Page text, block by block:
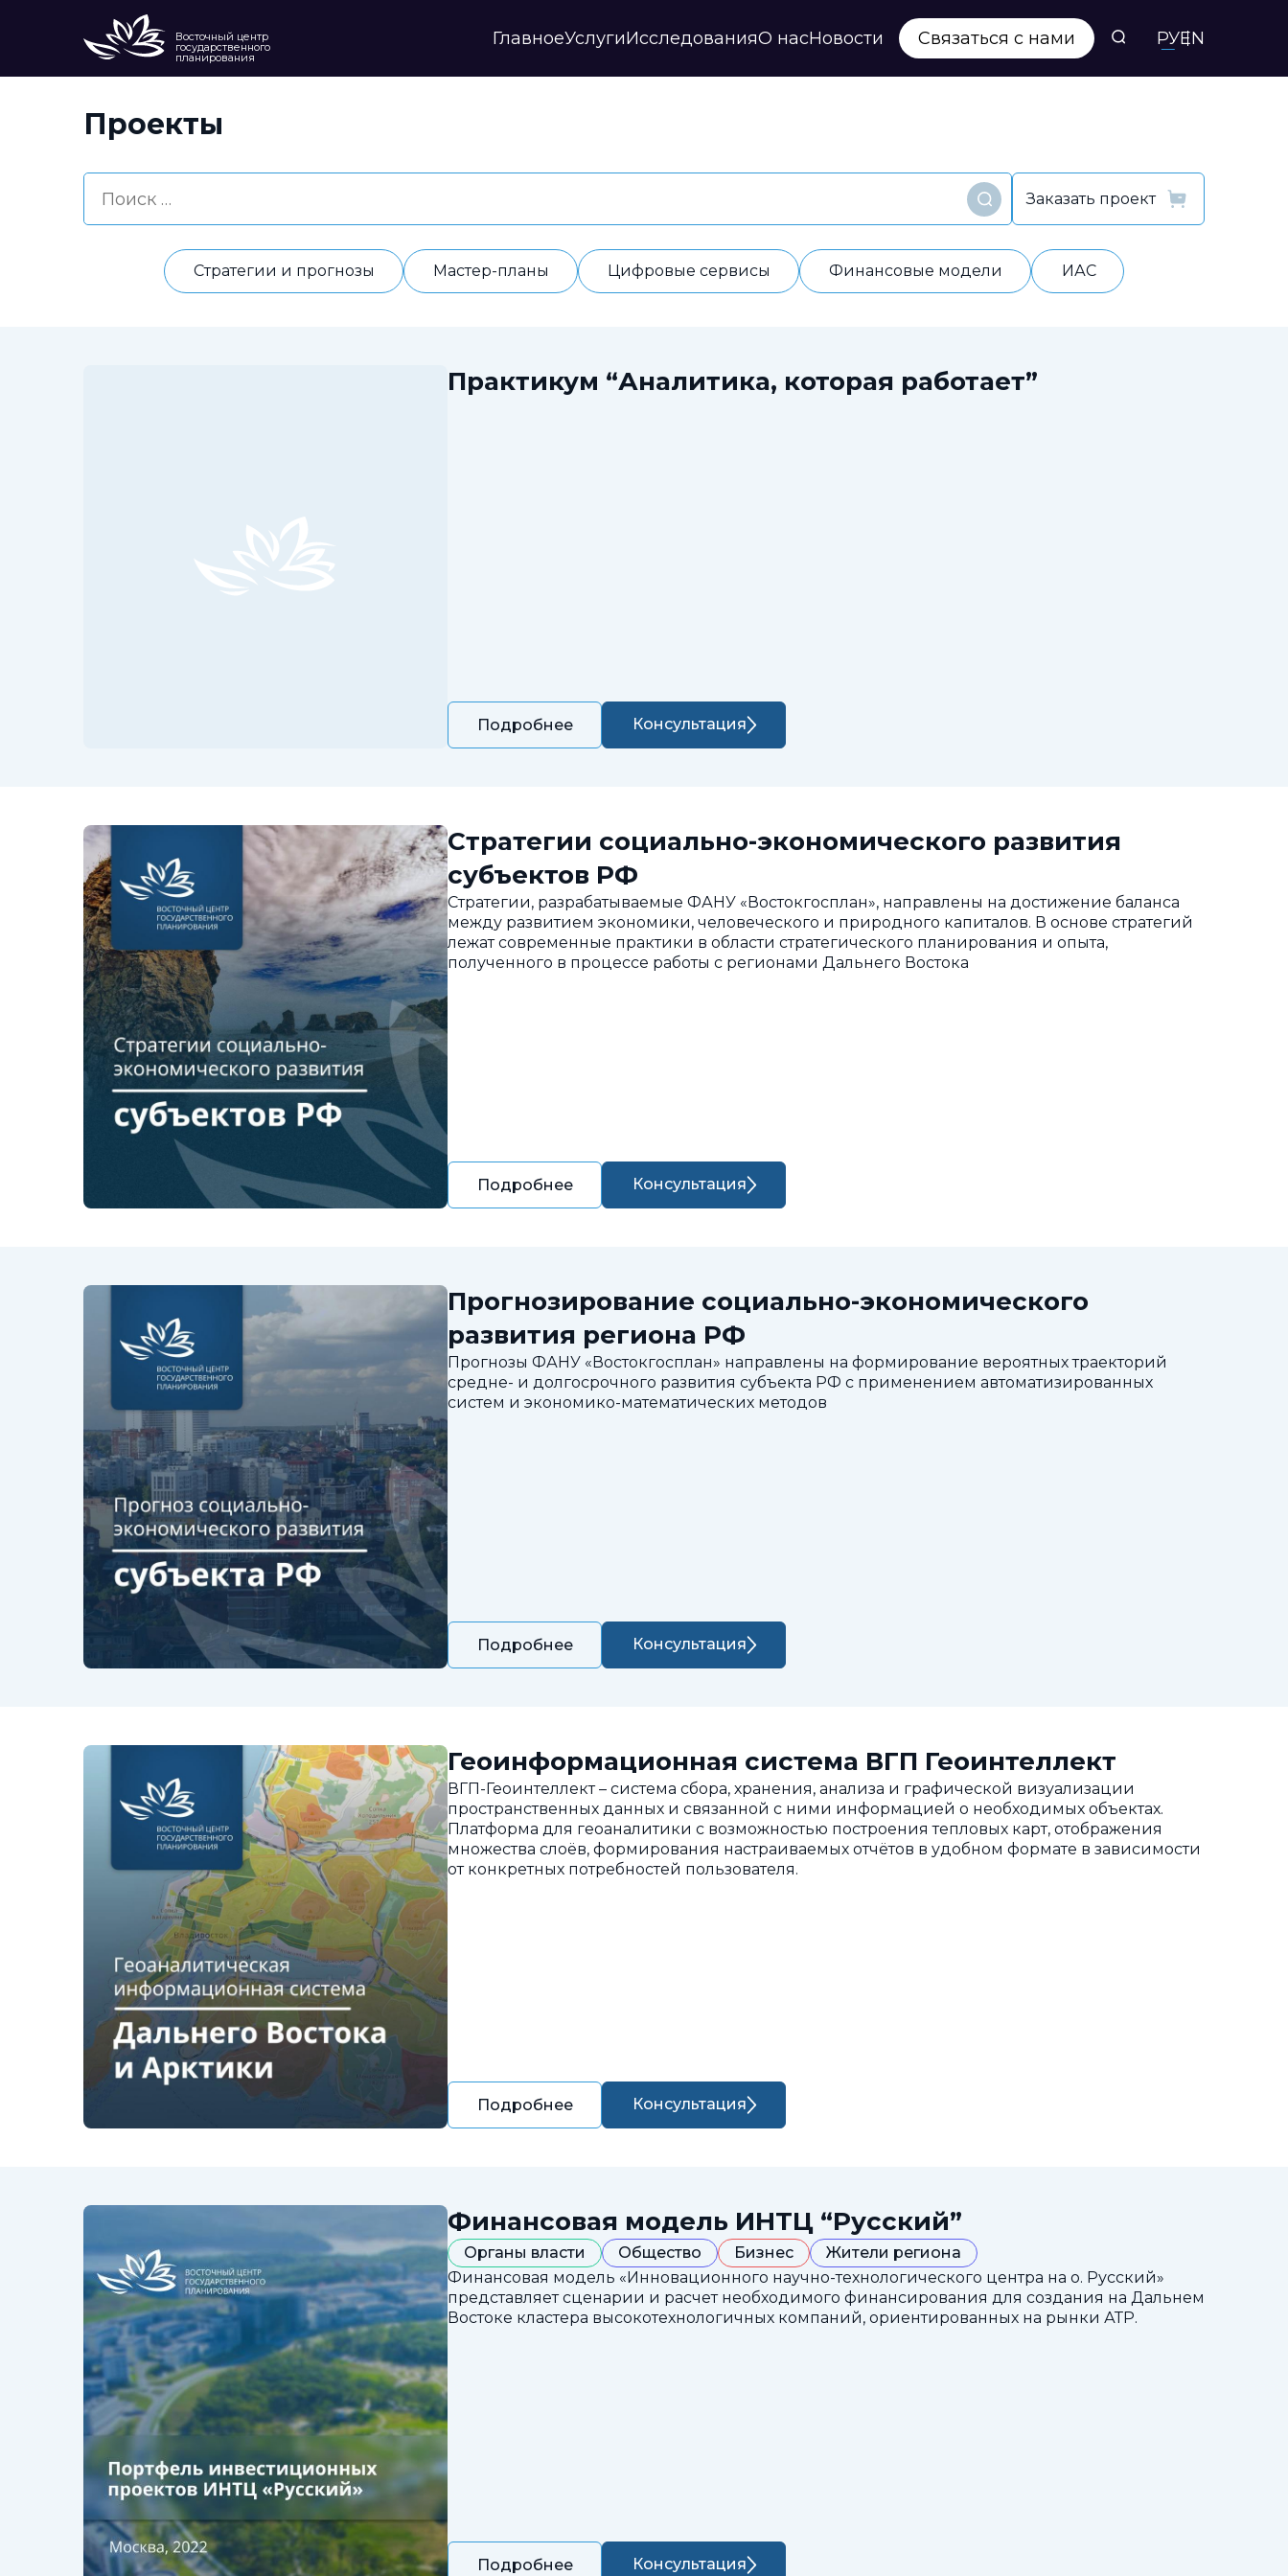
Восточный центр
государственного
планирования
ГлавноеУслуги
Финансовые модели
Исследования
Профили регионов
О нас
Документы
Новости Связаться с нами РУEN
Проекты
НайтиЗаказать проект
Стратегии и прогнозы Мастер-планы Цифровые сервисы Финансовые модели ИАС
Практикум “Аналитика, которая работает”
Подробнее Консультация
Стратегии социально-экономического развития
субъектов РФ
Стратегии, разрабатываемые ФАНУ «Востокгосплан», направлены на достижение баланса
между развитием экономики, человеческого и природного капиталов. В основе стратегий
лежат современные практики в области стратегического планирования и опыта,
полученного в процессе работы с регионами Дальнего Востока
Подробнее Консультация
Прогнозирование социально-экономического
развития региона РФ
Прогнозы ФАНУ «Востокгосплан» направлены на формирование вероятных траекторий
средне- и долгосрочного развития субъекта РФ с применением автоматизированных
систем и экономико-математических методов
Подробнее Консультация
Геоинформационная система ВГП Геоинтеллект
ВГП-Геоинтеллект – система сбора, хранения, анализа и графической визуализации
пространственных данных и связанной с ними информацией о необходимых объектах.
Платформа для геоаналитики с возможностью построения тепловых карт, отображения
множества слоёв, формирования настраиваемых отчётов в удобном формате в зависимости
от конкретных потребностей пользователя.
Подробнее Консультация
Финансовая модель ИНТЦ “Русский”
Органы власти Общество Бизнес
Жители региона
Финансовая модель «Инновационного научно-технологического центра на о. Русский»
представляет сценарии и расчет необходимого финансирования для создания на Дальнем
Востоке кластера высокотехнологичных компаний, ориентированных на рынки АТР.
Подробнее Консультация